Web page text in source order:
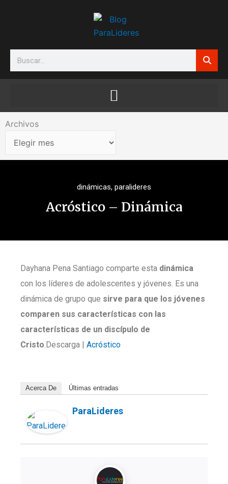
Search
Archivos
Archivos
dinámicas, paralideres
Acróstico – Dinámica
Dayhana Pena Santiago comparte esta dinámica
con los líderes de adolescentes y jóvenes. Es una
dinámica de grupo que sirve para que los jóvenes
comparen sus características con las
características de un discípulo de
Cristo.Descarga | Acróstico
Acerca De Últimas entradas
ParaLideres